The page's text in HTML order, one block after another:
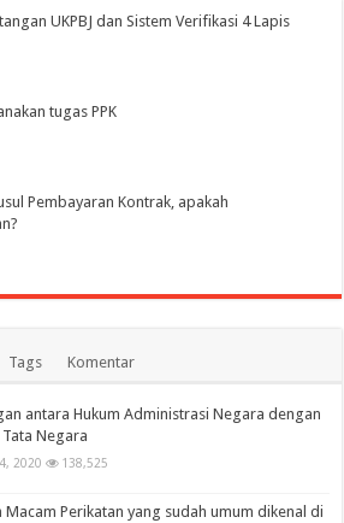
UKPBJ dan Sistem Verifikasi 4 Lapis
tugas PPK
Pembayaran Kontrak, apakah
Tags Komentar
antara Hukum Administrasi Negara dengan
Negara
2020 138,525
Macam Perikatan yang sudah umum dikenal di